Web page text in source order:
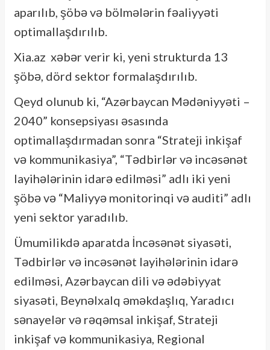
aparılıb, şöbə və bölmələrin fəaliyyəti
optimallaşdırılıb.
Xia.az xəbər verir ki, yeni strukturda 13
şöbə, dörd sektor formalaşdırılıb.
Qeyd olunub ki, “Azərbaycan Mədəniyyəti –
2040” konsepsiyası əsasında
optimallaşdırmadan sonra “Strateji inkişaf
və kommunikasiya”, “Tədbirlər və incəsənət
layihələrinin idarə edilməsi” adlı iki yeni
şöbə və “Maliyyə monitorinqi və auditi” adlı
yeni sektor yaradılıb.
Ümumilikdə aparatda İncəsənət siyasəti,
Tədbirlər və incəsənət layihələrinin idarə
edilməsi, Azərbaycan dili və ədəbiyyat
siyasəti, Beynəlxalq əməkdaşlıq, Yaradıcı
sənayelər və rəqəmsal inkişaf, Strateji
inkişaf və kommunikasiya, Regional